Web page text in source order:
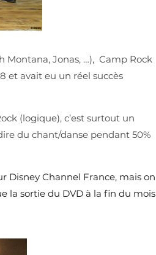
Montana, Jonas, …), Camp Rock
et avait eu un réel succès
(logique), c’est surtout un
du chant/danse pendant 50%
Disney Channel France, mais on
la sortie du DVD à la fin du mois